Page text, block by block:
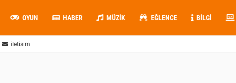
OYUN HABER MÜZIK EĞLENCE BILGI
iletisim